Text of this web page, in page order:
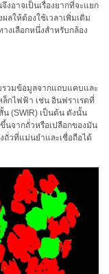
งอาจเป็นเรื่องยากที่จะแยก
ลให้ต้องใช้เวลาเพิ่มเติม
งเลือกหนึ่งสำหรับกล้อง
รวมข้อมูลจากแถบแคบและ
กไฟฟ้า เช่น อินฟราเรดที่
น (SWIR) เป็นต้น ดังนั้น
นจากถั่วหรือเปลือกของมัน
วที่แม่นยำและเชื่อถือได้